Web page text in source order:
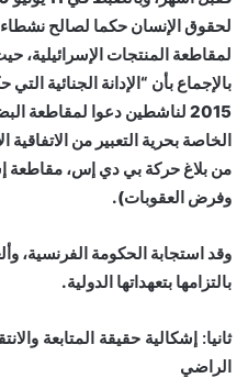
لحقوق الإنسان حكما لصالح
لمقاطعة المنتجات الإسرائيلية،
بالإجماع بأن “الإدانة الجنائية
الخاصة بحرية التعبير من
من بلاغ حركة بي دي إس، مقاطعة
وفرض العقوبات).
وقد استجابة الحكومة الفرنسية،
بالتزامها بتعهداتها الدولية.
ثانيا: إشكالية حقيقة المتابعة
الراضي